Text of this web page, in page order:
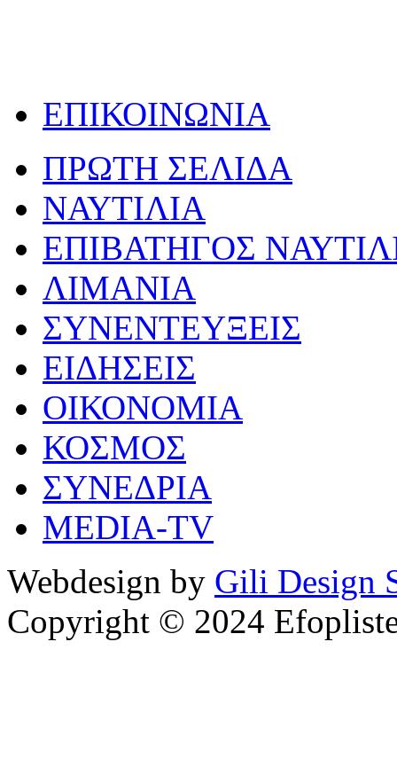
ΕΠΙΚΟΙΝΩΝΙΑ
ΠΡΩΤΗ ΣΕΛΙΔΑ
ΝΑΥΤΙΛΙΑ
ΕΠΙΒΑΤΗΓΟΣ
ΛΙΜΑΝΙΑ
ΣΥΝΕΝΤΕΥΞΕΙΣ
ΕΙΔΗΣΕΙΣ
ΟΙΚΟΝΟΜΙΑ
ΚΟΣΜΟΣ
ΣΥΝΕΔΡΙΑ
MEDIA-TV
Webdesign by Gili Design
Copyright © 2024